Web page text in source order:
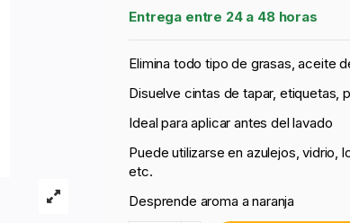
Entrega entre 24 a 48 horas
Elimina todo tipo de grasas, aceite
Disuelve cintas de tapar, etiquetas,
Ideal para aplicar antes del lavado
Puede utilizarse en azulejos, vidrio,
etc.
Desprende aroma a naranja